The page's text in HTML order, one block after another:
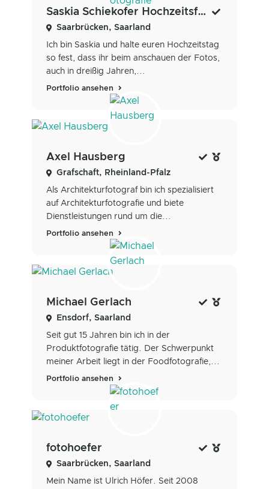
Saskia Schiekofer Hochzeitsfotografie
Saarbrücken, Saarland
Ich bin Saskia und halte euren Hochzeitstag
so fest, dass ihr beim anschauen der Fotos,
auch in dreißig Jahren,...
Portfolio ansehen
Axel Hausberg
Grafschaft, Rheinland-Pfalz
Als Architekturfotograf bin ich spezialisiert
auf Architekturfotografie und biete
Dienstleistungen rund um die...
Portfolio ansehen
Michael Gerlach
Ensdorf, Saarland
Seit gut 15 Jahren bin ich in der
Produktfotografie tätig. Der Schwerpunkt
meiner Arbeit liegt in der Foodfotografie,...
Portfolio ansehen
fotohoefer
Saarbrücken, Saarland
Mein Name ist Ulrich Höfer. Seit 2008